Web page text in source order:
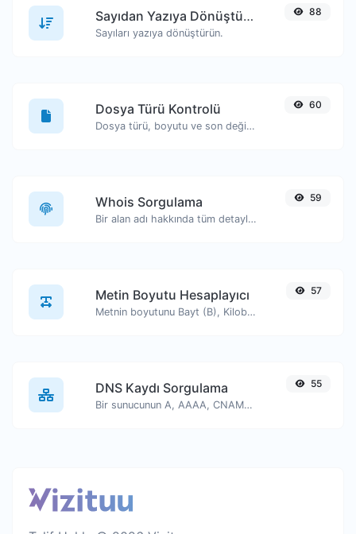
Sayıdan Yazıya Dönüştürücü
Sayıları yazıya dönüştürün.
88
Dosya Türü Kontrolü
Dosya türü, boyutu ve son değiştirilme tarihi gibi bilgileri görüntüleyin.
60
Whois Sorgulama
Bir alan adı hakkında tüm detayları edinin.
59
Metin Boyutu Hesaplayıcı
Metnin boyutunu Bayt (B), Kilobayt (KB) veya Megabayt (MB) cinsinden alın.
57
DNS Kaydı Sorgulama
Bir sunucunun A, AAAA, CNAME, MX, NS, TXT, SOA DNS kayıtlarını bulun.
55